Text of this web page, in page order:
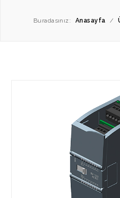
Buradasınız: Anasayfa /